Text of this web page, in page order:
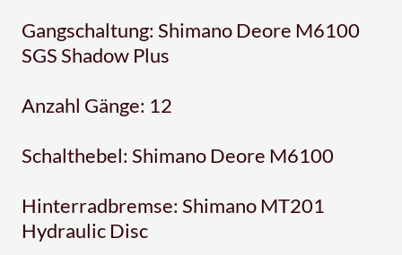
Gangschaltung: Shimano Deore M6100
SGS Shadow Plus
Anzahl Gänge: 12
Schalthebel: Shimano Deore M6100
Hinterradbremse: Shimano MT201
Hydraulic Disc